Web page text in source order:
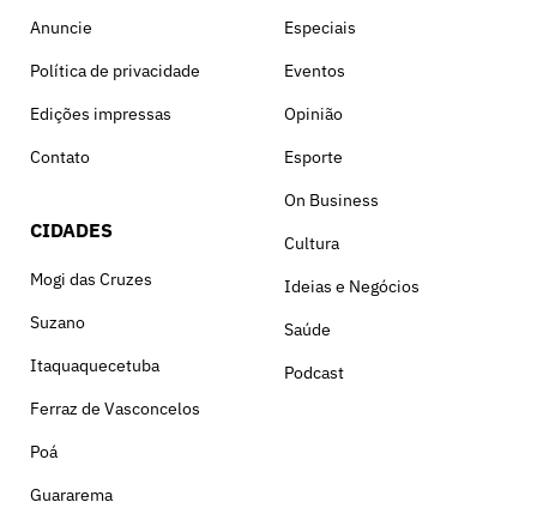
Anuncie
Política de privacidade
Edições impressas
Contato
CIDADES
Mogi das Cruzes
Suzano
Itaquaquecetuba
Ferraz de Vasconcelos
Poá
Guararema
Especiais
Eventos
Opinião
Esporte
On Business
Cultura
Ideias e Negócios
Saúde
Podcast